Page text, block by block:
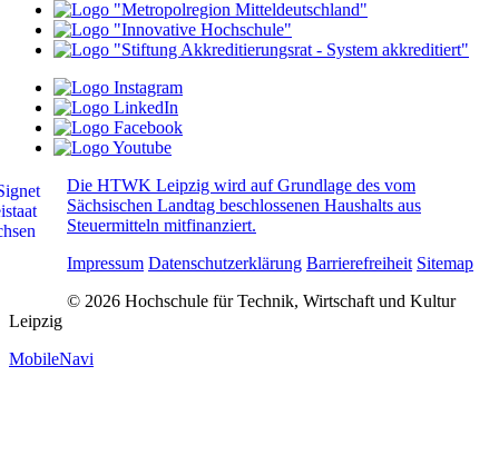
Die HTWK Leipzig wird auf Grundlage des vom
Sächsischen Landtag beschlossenen Haushalts aus
Steuermitteln mitfinanziert.
Impressum Datenschutzerklärung Barrierefreiheit Sitemap
© 2026 Hochschule für Technik, Wirtschaft und Kultur
Leipzig
MobileNavi